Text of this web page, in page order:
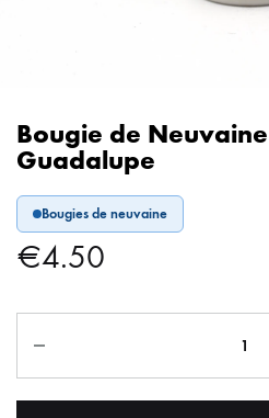
Bougie de
Guadalupe
Bougies de neuvaine
€4.50